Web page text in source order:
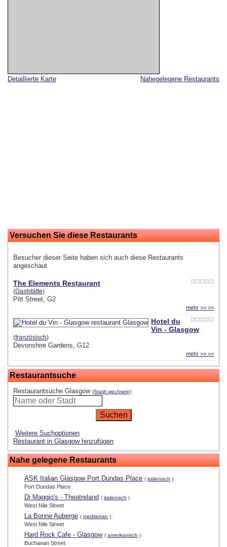
Nahegelegene Restaurants
Detaillierte Karte
Versuchen Sie diese Restaurants
Besucher dieser Seite haben sich auch diese Restaurants
angeschaut
The Elements Restaurant
(Gaststätte)
Pitt Street, G2
mehr >> >>
Hotel du
Vin - Glasgow
(französisch)
Devonshire Gardens, G12
mehr >> >>
Restaurantsuche
Restaurantsuche Glasgow (Stadt wechseln)
Weitere Suchoptionen
Restaurant in Glasgow hinzufügen
Nahe gelegene Restaurants
ASK Italian Glasgow Port Dundas Place ( italienisch )
Port Dundas Place
Di Maggio's - Theatreland ( italienisch )
West Nile Street
La Bonne Auberge ( mediterran )
West Nile Street
Hard Rock Cafe - Glasgow ( amerikanisch )
Buchanan Street